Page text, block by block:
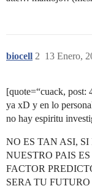
biocell 13 Enero,
2
[quote=“cuack, post:
ya xD y en lo
no hay espiritu
NO ES TAN ASI,
NUESTRO PAIS
FACTOR
SERA TU